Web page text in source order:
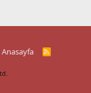
Anasayfa
R